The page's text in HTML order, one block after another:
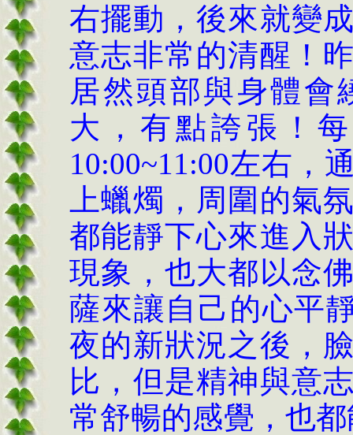
右擺動，後來就變
意志非常的清醒！
居然頭部與身體會
大，有點誇張！
10:00~11:00左右，
上蠟燭，周圍的氣
都能靜下心來進入
現象，也大都以念
薩來讓自己的心平
夜的新狀況之後，
比，但是精神與意
常舒暢的感覺，也